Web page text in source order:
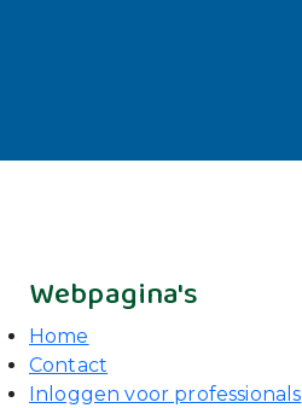
Webpagina's
Home
Contact
Inloggen voor professionals